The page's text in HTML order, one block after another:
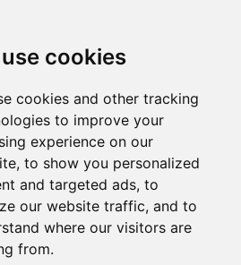
cookies
cookies and other tracking
to improve your
experience on our
to show you personalized
and targeted ads, to
our website traffic, and to
where our visitors are
from.
INFORMAZIONI
SUI
CONTATTI
+86-
17755260880
(WhatsApp)
ESPLORA
LE
NOSTRE
PROPRIETÀ
Come I Filtri
Attivi